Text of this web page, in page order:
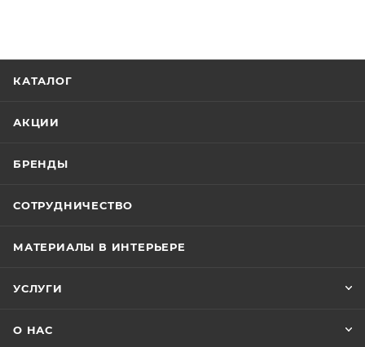
КАТАЛОГ
АКЦИИ
БРЕНДЫ
СОТРУДНИЧЕСТВО
МАТЕРИАЛЫ В ИНТЕРЬЕРЕ
УСЛУГИ
О НАС